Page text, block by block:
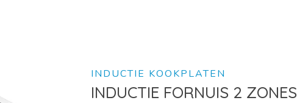
INDUCTIE KOOKPLATEN
INDUCTIE FORNUIS 2 ZONES